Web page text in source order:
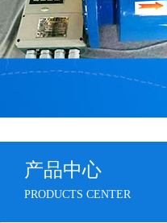
产品中心
PRODUCTS CENTER